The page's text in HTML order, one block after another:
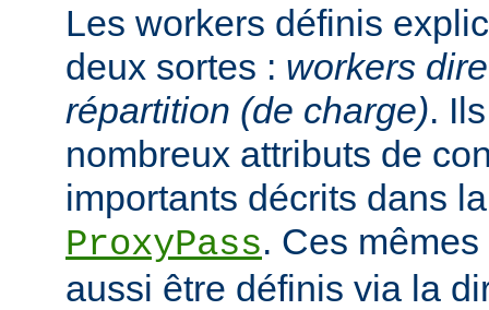
Les workers définis
deux sortes : workers
répartition (de charge).
nombreux attributs de
importants décrits dans
ProxyPass. Ces
aussi être définis via la